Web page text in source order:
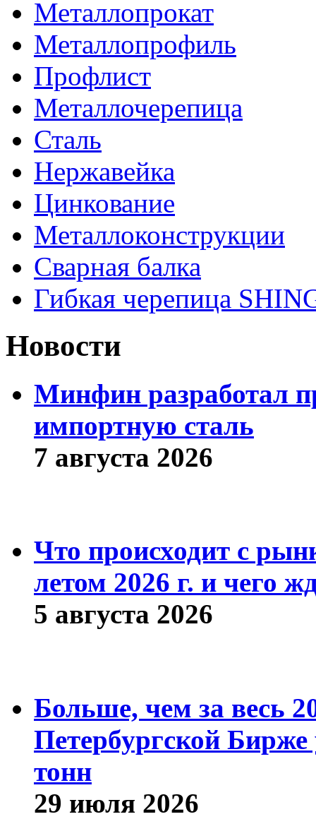
Металлопрокат
Металлопрофиль
Профлист
Металлочерепица
Сталь
Нержавейка
Цинкование
Металлоконструкции
Сварная балка
Гибкая черепица
Новости
Минфин разработал
импортную сталь
7 августа 2026
Что происходит с
летом 2026 г. и чего
5 августа 2026
Больше, чем за весь
Петербургской
тонн
29 июля 2026